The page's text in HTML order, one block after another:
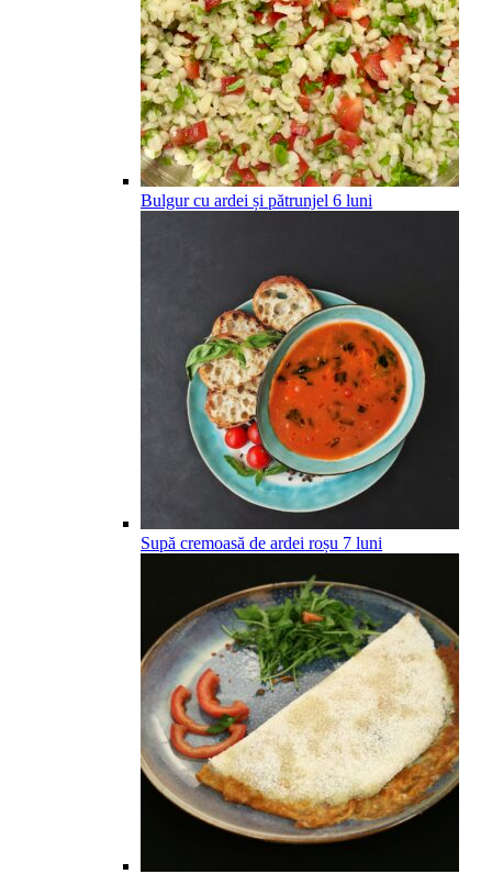
Bulgur cu ardei și pătrunjel 6 luni
Supă cremoasă de ardei roșu 7 luni